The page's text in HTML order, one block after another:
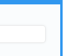
不超过5个规格